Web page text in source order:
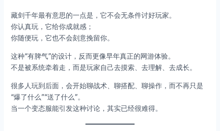
藏剑千年最有意思的一点是，它不会无条件讨好玩家。
你认真玩，它给你成就感；
你随便玩，它也不会刻意挽留你。
这种“有脾气”的设计，反而更像早年真正的网游体验。
不是被系统牵着走，而是玩家自己去摸索、去理解、去成长。
很多人玩到后面，会开始聊战术、聊搭配、聊操作，而不再只是
“爆了什么”“送了什么”。
当一个变态服能引发这种讨论，其实已经很难得。